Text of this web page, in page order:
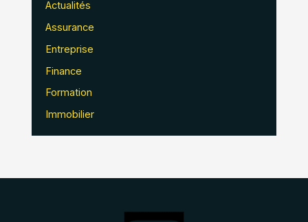
Actualités
Assurance
Entreprise
Finance
Formation
Immobilier